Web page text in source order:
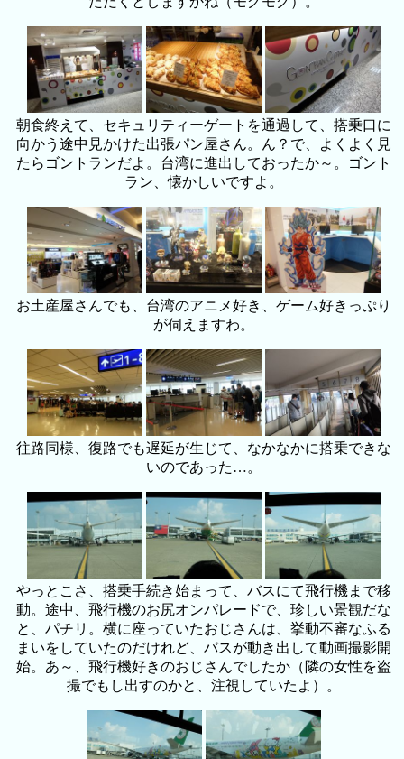
朝食終えて、セキュリティーゲートを通過して、搭乗口に
向かう途中見かけた出張パン屋さん。ん？で、よくよく見
たらゴントランだよ。台湾に進出しておったか～。ゴント
ラン、懐かしいですよ。
お土産屋さんでも、台湾のアニメ好き、ゲーム好きっぷり
が伺えますわ。
往路同様、復路でも遅延が生じて、なかなかに搭乗できな
いのであった…。
やっとこさ、搭乗手続き始まって、バスにて飛行機まで移
動。途中、飛行機のお尻オンパレードで、珍しい景観だな
と、パチリ。横に座っていたおじさんは、挙動不審なふる
まいをしていたのだけれど、バスが動き出して動画撮影開
始。あ～、飛行機好きのおじさんでしたか（隣の女性を盗
撮でもし出すのかと、注視していたよ）。